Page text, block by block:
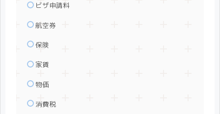
ビザ申請料
航空券
保険
家賃
物価
消費税